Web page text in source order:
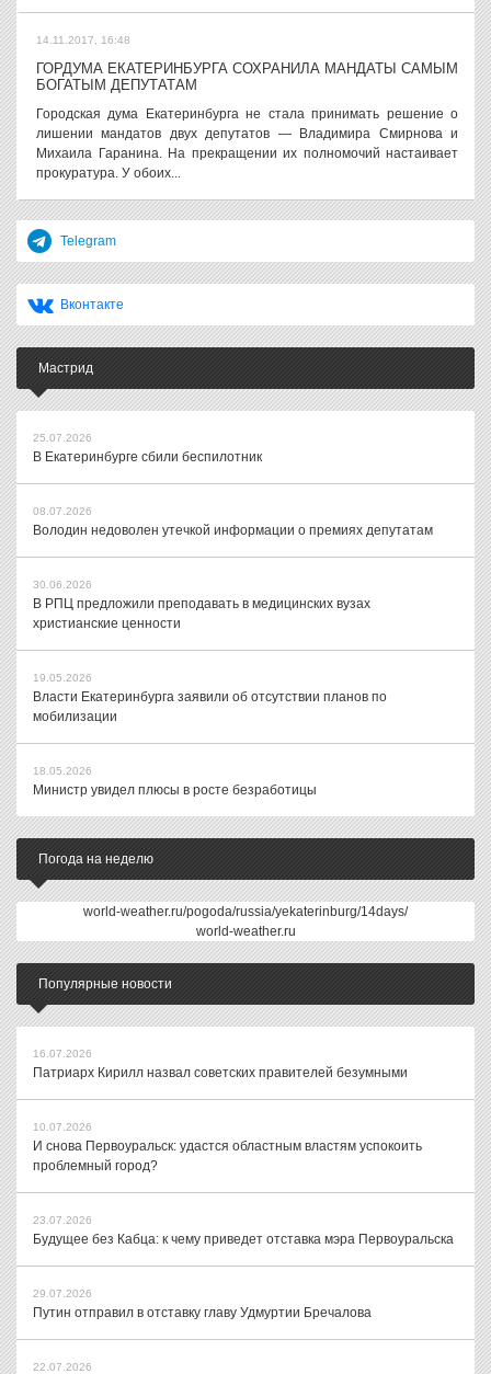
14.11.2017, 16:48
ГОРДУМА ЕКАТЕРИНБУРГА СОХРАНИЛА МАНДАТЫ САМЫМ
БОГАТЫМ ДЕПУТАТАМ
Городская дума Екатеринбурга не стала принимать решение о
лишении мандатов двух депутатов — Владимира Смирнова и
Михаила Гаранина. На прекращении их полномочий настаивает
прокуратура. У обоих...
Telegram
Вконтакте
Мастрид
25.07.2026
В Екатеринбурге сбили беспилотник
08.07.2026
Володин недоволен утечкой информации о премиях депутатам
30.06.2026
В РПЦ предложили преподавать в медицинских вузах
христианские ценности
19.05.2026
Власти Екатеринбурга заявили об отсутствии планов по
мобилизации
18.05.2026
Министр увидел плюсы в росте безработицы
Погода на неделю
world-weather.ru/pogoda/russia/yekaterinburg/14days/
world-weather.ru
Популярные новости
16.07.2026
Патриарх Кирилл назвал советских правителей безумными
10.07.2026
И снова Первоуральск: удастся областным властям успокоить
проблемный город?
23.07.2026
Будущее без Кабца: к чему приведет отставка мэра Первоуральска
29.07.2026
Путин отправил в отставку главу Удмуртии Бречалова
22.07.2026